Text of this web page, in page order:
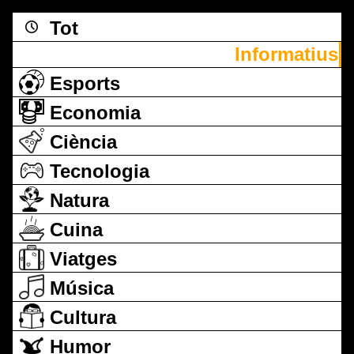
Tot
Informatius
Esports
Economia
Ciència
Tecnologia
Natura
Cuina
Viatges
Música
Cultura
Humor